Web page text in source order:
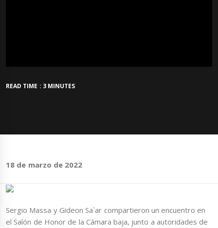
READ TIME : 3 MINUTES
18 de marzo de 2022
Sergio Massa y Gideon Sa`ar compartieron un encuentro en
el Salón de Honor de la Cámara baja, junto a autoridades de